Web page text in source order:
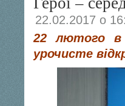
22.02.2017 о
22 лютого в
урочисте